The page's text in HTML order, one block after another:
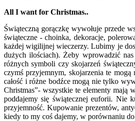
All I want for Christmas..
Świąteczną gorączkę wywołuje przede
świąteczne - choinka, dekoracje,
każdej wigilijnej wieczerzy. Lubimy je
dużych ilościach). Żeby wprowadzić
różnych symboli czy skojarzeń
czymś przyjemnym, skojarzenia te mogą
całość i różne bodźce mogą nie tylko
Christmas”- wszystkie te elementy mają
poddajemy się świątecznej euforii. Nie
przyjemność. Kupowanie prezentów,
kiedy to my coś dajemy, w porównaniu